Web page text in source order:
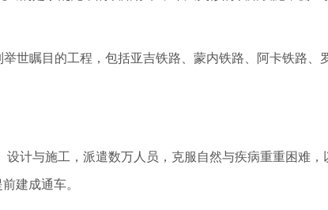
瞩目的工程，包括亚吉铁路、蒙内铁路、阿卡铁路、
与施工，派遣数万人员，克服自然与疾病重重困难，
建成通车。